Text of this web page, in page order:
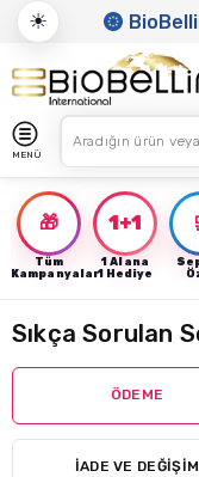
☀
MENÜ
🎁
Tüm
Kampanyalar
1+1
1 Alana
1 Hediye
Sıkça Sorulan
ÖDEME
İADE VE DEĞİŞİM